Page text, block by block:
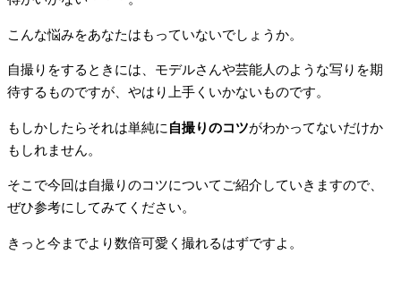
こんな悩みをあなたはもっていないでしょうか。
自撮りをするときには、モデルさんや芸能人のような写りを期
待するものですが、やはり上手くいかないものです。
もしかしたらそれは単純に 自撮りのコツがわかってないだけか
もしれません。
そこで今回は自撮りのコツについてご紹介していきますので、
ぜひ参考にしてみてください。
きっと今までより数倍可愛く撮れるはずですよ。